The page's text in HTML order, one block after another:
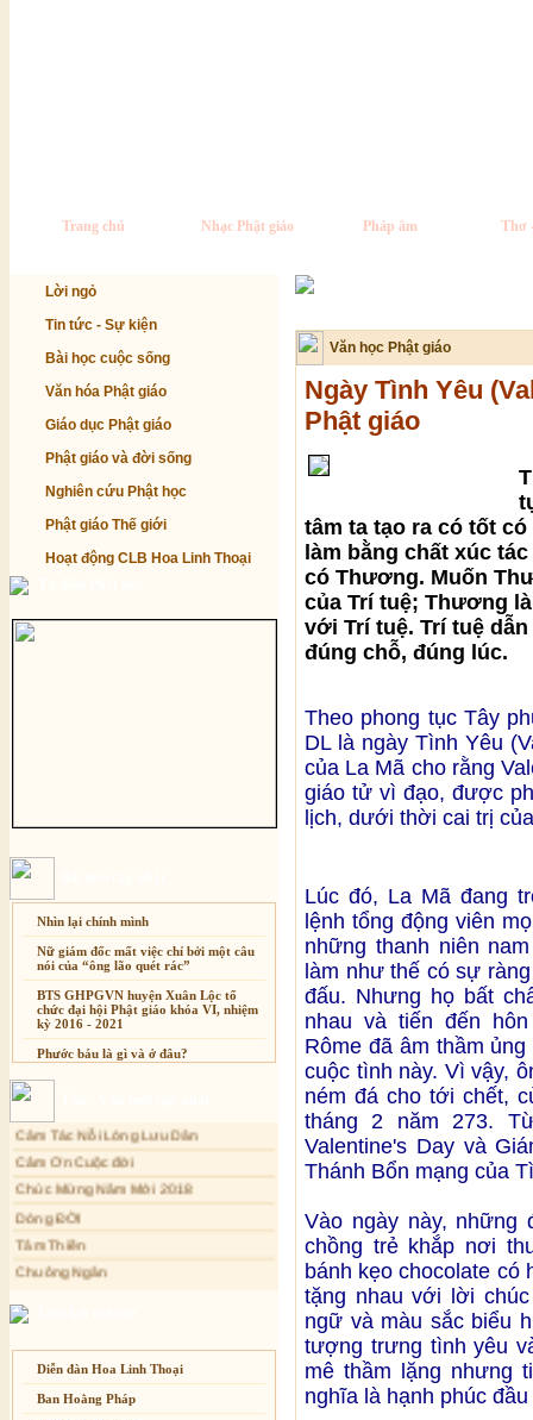
Trang chủ Nhạc Phật giáo Pháp âm Thơ
Lời ngỏ
Tin tức - Sự kiện
Bài học cuộc sống
Văn hóa Phật giáo
Giáo dục Phật giáo
Phật giáo và đời sống
Nghiên cứu Phật học
Phật giáo Thế giới
Hoạt động CLB Hoa Linh Thoại
Nhìn lại chính mình
Nữ giám đốc mất việc chỉ bởi một câu
nói của “ông lão quét rác”
BTS GHPGVN huyện Xuân Lộc tổ
chức đại hội Phật giáo khóa VI, nhiệm
kỳ 2016 - 2021
Phước báu là gì và ở đâu?
Sự thương-ghét của con người
Cải đạo: Nguyên nhân & giải pháp
Nỗi lòng của các bệnh nhân nghèo
An Giang: Tịnh thất Quy Nguyên
phát quà từ thiện tại xã Cư Yang
Tịnh xá Ngọc Đăng khai giảng Thiền
Xuân Thi
Cảm Ơn Cuộc đời
Chúc Mừng Năm Mới 2018
Dòng ĐỜI
Tâm Thiền
Chuông Ngân
Kính mừng Phật Đản
Kiếp này
Diễn đàn Hoa Linh Thoại
Ban Hoằng Pháp
Văn học Phật giáo
Ngày Tình Yêu
Phật giáo
tâm ta tạo ra có tốt
làm bằng chất xúc
có Thương. Muốn
của Trí tuệ; Thương
với Trí tuệ. Trí tuệ
đúng chỗ, đúng lúc.
Theo phong tục Tây
DL là ngày Tình Yêu
của La Mã cho rằng
giáo tử vì đạo, được
lịch, dưới thời cai trị
Lúc đó, La Mã đang
lệnh tổng động viên
những thanh niên
làm như thế có sự
đấu. Nhưng họ bất
nhau và tiến đến
Rôme đã âm thầm
cuộc tình này. Vì vậy,
ném đá cho tới chết,
tháng 2 năm 273.
Valentine's Day và
Thánh Bổn mạng của
Vào ngày này, những
chồng trẻ khắp nơi
bánh kẹo chocolate có
tặng nhau với lời
ngữ và màu sắc biểu
tượng trưng tình yêu
mê thầm lặng nhưng
nghĩa là hạnh phúc